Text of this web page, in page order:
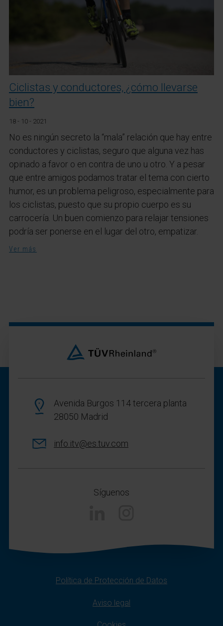
Ciclistas y conductores, ¿cómo llevarse
bien?
18 - 10 - 2021
No es ningún secreto la “mala” relación que hay entre
conductores y ciclistas, seguro que alguna vez has
opinado a favor o en contra de uno u otro. Y a pesar
que entre amigos podamos tratar el tema con cierto
humor, es un problema peligroso, especialmente para
los ciclistas, puesto que su propio cuerpo es su
carrocería. Un buen comienzo para relajar tensiones
podría ser ponerse en el lugar del otro, empatizar.
Ver más
Avenida Burgos 114 tercera planta
28050 Madrid
info.itv@es.tuv.com
Síguenos
Política de Protección de Datos
Aviso legal